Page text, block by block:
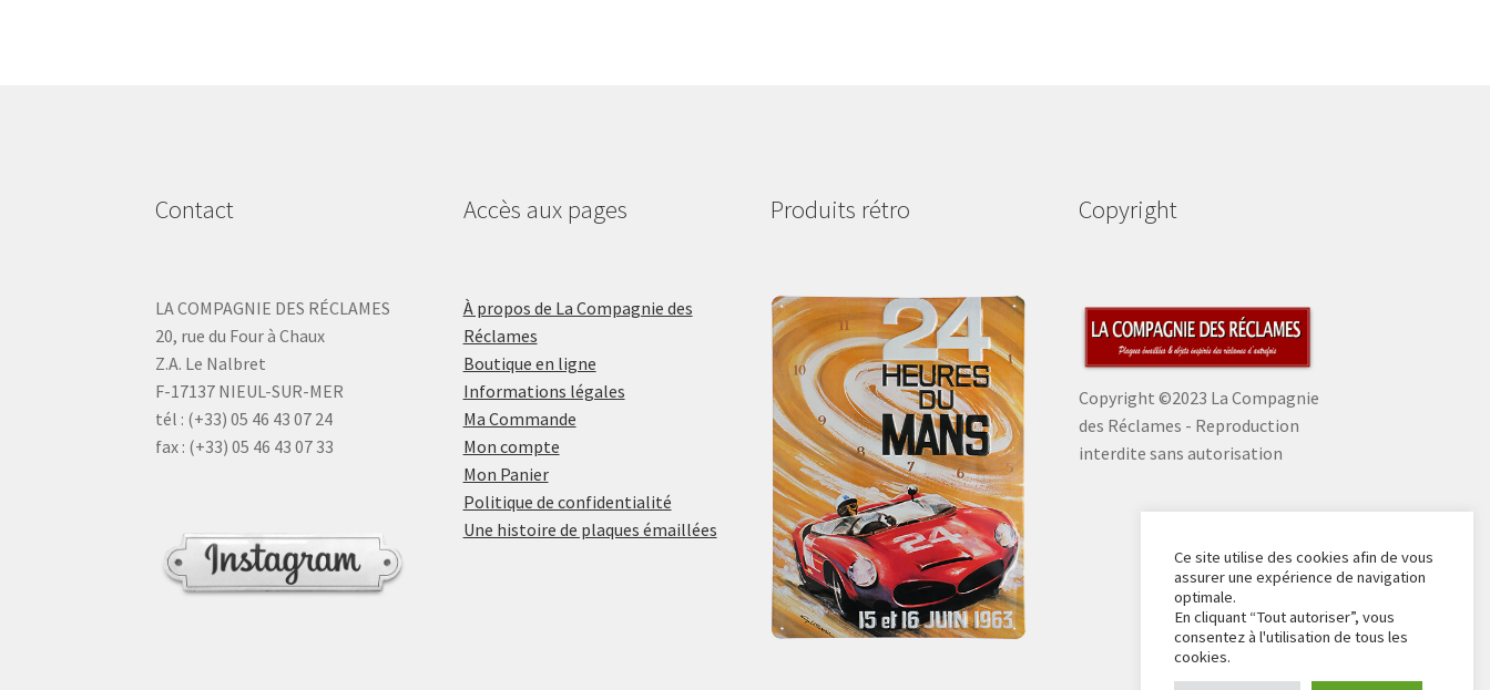
Contact
LA COMPAGNIE DES RÉCLAMES
20, rue du Four à Chaux
Z.A. Le Nalbret
F-17137 NIEUL-SUR-MER
tél : (+33) 05 46 43 07 24
fax : (+33) 05 46 43 07 33
Accès aux pages
À propos de La Compagnie des
Réclames
Boutique en ligne
Informations légales
Ma Commande
Mon compte
Mon Panier
Politique de confidentialité
Une histoire de plaques émaillées
Produits rétro Copyright
Copyright ©2023 La Compagnie
des Réclames - Reproduction
interdite sans autorisation
Ce site utilise des cookies afin de vous
assurer une expérience de navigation
optimale.
En cliquant “Tout autoriser”, vous
consentez à l'utilisation de tous les
cookies.